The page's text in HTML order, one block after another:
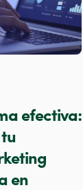
efectiva:
en